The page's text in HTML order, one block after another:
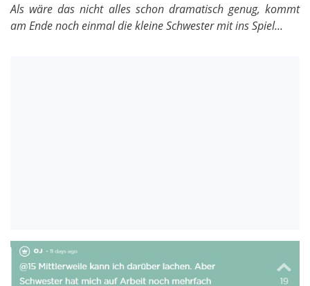
Als wäre das nicht alles schon dramatisch genug, kommt
am Ende noch einmal die kleine Schwester mit ins Spiel...